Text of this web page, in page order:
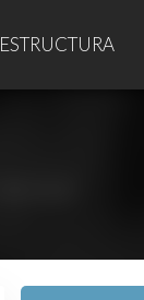
ESTRUCTURA